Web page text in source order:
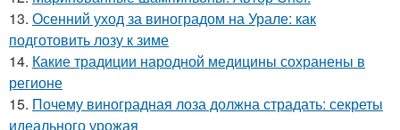
13. Осенний уход за виноградом на Урале: как
подготовить лозу к зиме
14. Какие традиции народной медицины сохранены в
регионе
15. Почему виноградная лоза должна страдать: секреты
идеального урожая